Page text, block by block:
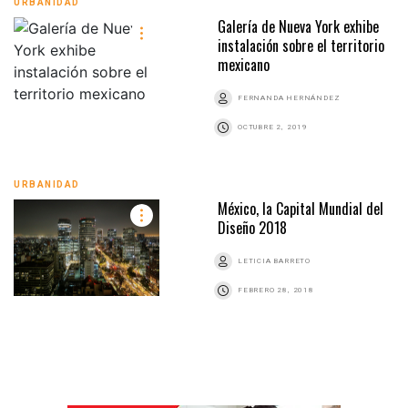
Galería de Nueva York exhibe
instalación sobre el territorio
mexicano
FERNANDA HERNÁNDEZ
OCTUBRE 2, 2019
URBANIDAD
México, la Capital Mundial del
Diseño 2018
LETICIA BARRETO
FEBRERO 28, 2018